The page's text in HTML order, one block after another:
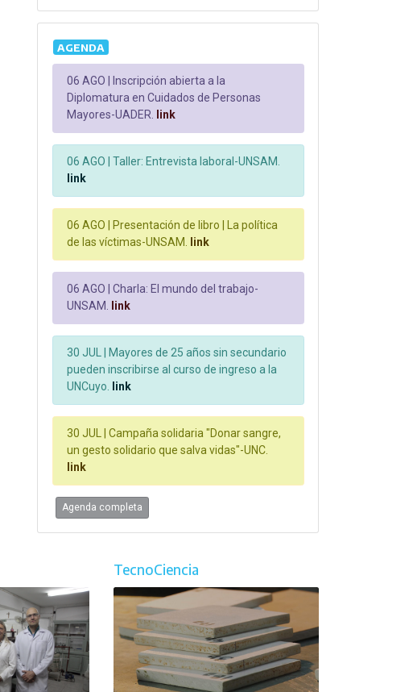
AGENDA
06 AGO |
Inscripción abierta a la
Diplomatura en Cuidados de Personas
Mayores-UADER.
link
06 AGO |
Taller: Entrevista laboral-UNSAM.
link
06 AGO |
Presentación de libro | La política
de las víctimas-UNSAM.
link
06 AGO |
Charla: El mundo del trabajo-
UNSAM.
link
30 JUL |
Mayores de 25 años sin secundario
pueden inscribirse al curso de ingreso a la
UNCuyo.
link
30 JUL |
Campaña solidaria "Donar sangre,
un gesto solidario que salva vidas"-UNC.
link
Agenda completa
TecnoCiencia